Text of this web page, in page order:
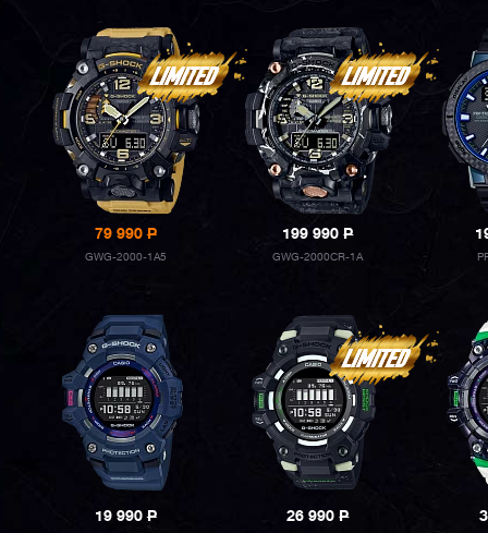
79 990P
GWG-2000-1A5
199 990P
GWG-2000CR-1A
19 990P 26 990P